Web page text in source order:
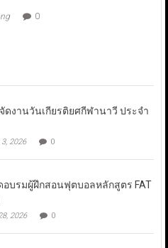
0
ดงานวันเกียรติยศกีฬานาวี ประจำ
2026 0
อบรมผู้ฝึกสอนฟุตบอลหลักสูตร FAT
2026 0